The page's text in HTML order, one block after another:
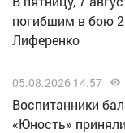
погибшим в бою
Лиференко
05.08.2026 14:57
Воспитанники
«Юность»